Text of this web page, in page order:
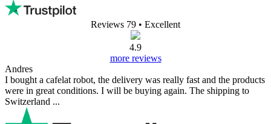
Reviews 79 • Excellent
4.9
more reviews
Andres
I bought a cafelat robot, the delivery was really fast and the products
were in great conditions. I will be buying again. The shipping to
Switzerland ...